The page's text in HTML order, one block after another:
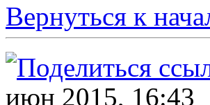
Вернуться к
июн 2015, 16:43